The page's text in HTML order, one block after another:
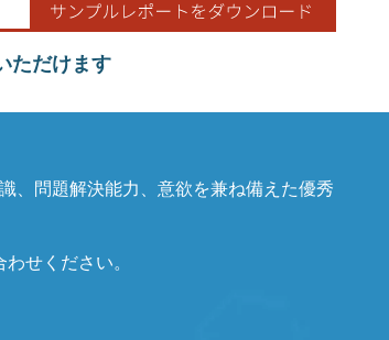
ただけます
、問題解決能力、意欲を兼ね備えた優秀
せください。